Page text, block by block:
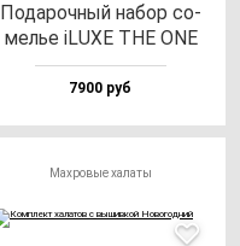
Пода­роч­ный на­бор со­
мелье iLUXE THE ONE
7900 руб
Махровые халаты